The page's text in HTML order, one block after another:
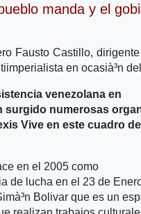
manda y el
Fausto Castillo,
en ocasià³n
venezolana en
surgido numerosas
Vive en este cuadro
en el 2005 como
de lucha en el 23 de
Bolivar que es un